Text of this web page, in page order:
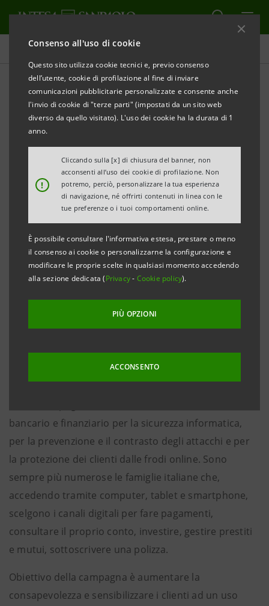
Consenso all'uso di cookie
Questo sito utilizza cookie tecnici e, previo consenso
dell’utente, cookie di profilazione al fine di inviare
comunicazioni pubblicitarie personalizzate e consente anche
l'invio di cookie di "terze parti" (impostati da un sito web
diverso da quello visitato). L'uso dei cookie ha la durata di 1
anno.
!
Cliccando sulla [x] di chiusura del banner, non
acconsenti all’uso dei cookie di profilazione. Non
potremo, perciò, personalizzare la tua esperienza
di navigazione, né offrirti contenuti in linea con le
tue preferenze o i tuoi comportamenti online.
È possibile consultare l'informativa estesa, prestare o meno
il consenso ai cookie o personalizzarne la configurazione e
modificare le proprie scelte in qualsiasi momento accedendo
alla sezione dedicata (Privacy- Cookie policy).
PIÙ OPZIONI
ACCONSENTO
Comunicati stampa
STAMPA AGGIORNA
Sicurezza informatica: al via campagna di
informazione
per un uso sicuro di canali e strumenti digitali
All’iniziativa, promossa dal CERTFin, partecipano Banca
d’Italia, Abi, Ivass, Banca Mediolanum, Banca Popolare
del Lazio, Banca Sella, BPER Banca, Gruppo Cassa
Centrale, Cassa di Ravenna, Credem, Generali, Iccrea, ING,
Intesa Sanpaolo, UniCredit.
Il CERTFin insieme con Banca d’Italia, Abi, Ivass, Banca
bancario e finanziario per la sicurezza informatica,
per la prevenzione e il contrasto degli attacchi e per
la protezione dei clienti dalle frodi online. Sono
sempre più numerose le famiglie italiane che,
accedendo tramite computer, tablet e smartphone,
scelgono i canali digitali per fare pagamenti,
consultare il proprio conto, investire, gestire prestiti
e mutui, sottoscrivere una polizza.
Obiettivo della campagna è aumentare la
consapevolezza e sensibilizzare i clienti ad un uso